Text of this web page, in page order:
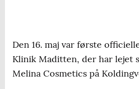
Den 16. maj var første
Klinik Maditten, der har lejet
Melina Cosmetics på